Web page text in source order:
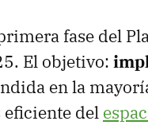
fase del
El objetivo:
en la
eficiente del